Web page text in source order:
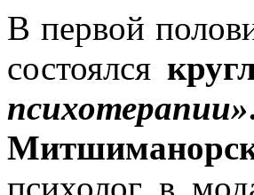
В первой
состоялся
психотерапии»